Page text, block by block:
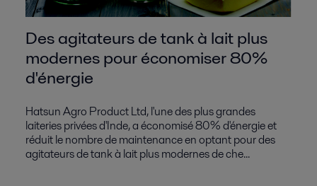
Des agitateurs de tank à lait plus
modernes pour économiser 80%
d'énergie
Hatsun Agro Product Ltd, l'une des plus grandes
laiteries privées d'Inde, a économisé 80% d'énergie et
réduit le nombre de maintenance en optant pour des
agitateurs de tank à lait plus modernes de che...